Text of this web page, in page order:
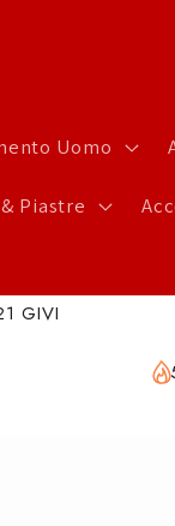
Uomo
Piastre
GIVI